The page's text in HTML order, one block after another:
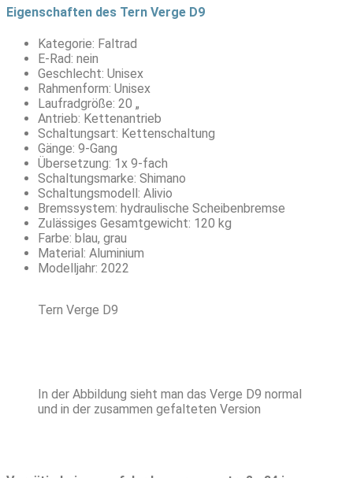
Eigenschaften des Tern Verge D9
Kategorie: Faltrad
E-Rad: nein
Geschlecht: Unisex
Rahmenform: Unisex
Laufradgröße: 20 „
Antrieb: Kettenantrieb
Schaltungsart: Kettenschaltung
Gänge: 9-Gang
Übersetzung: 1x 9-fach
Schaltungsmarke: Shimano
Schaltungsmodell: Alivio
Bremssystem: hydraulische Scheibenbremse
Zulässiges Gesamtgewicht: 120 kg
Farbe: blau, grau
Material: Aluminium
Modelljahr: 2022
Tern Verge D9
In der Abbildung sieht man das Verge D9 normal
und in der zusammen gefalteten Version